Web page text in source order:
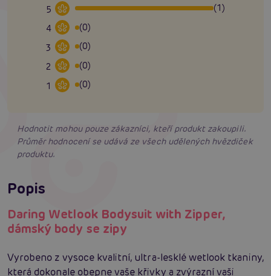
5
(1)
4
(0)
3
(0)
2
(0)
1
(0)
Hodnotit mohou pouze zákazníci, kteří produkt zakoupili.
Průměr hodnocení se udává ze všech udělených hvězdiček
produktu.
Popis
Daring Wetlook Bodysuit with Zipper,
dámský body se zipy
Vyrobeno z vysoce kvalitní, ultra-lesklé wetlook tkaniny,
která dokonale obepne vaše křivky a zvýrazní vaši